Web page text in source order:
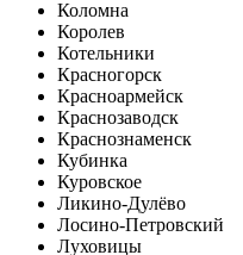
Коломна
Королев
Котельники
Красногорск
Красноармейск
Краснозаводск
Краснознаменск
Кубинка
Куровское
Ликино-Дулёво
Лосино-Петровский
Луховицы